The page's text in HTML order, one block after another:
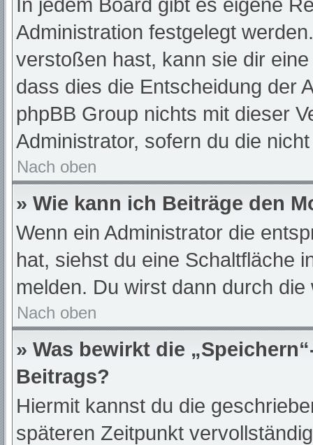
In jedem Board gibt es eigene
Administration festgelegt
verstoßen hast, kann sie dir
dass dies die Entscheidung der
phpBB Group nichts mit dieser
Administrator, sofern du die
Nach oben
» Wie kann ich Beiträge den
Wenn ein Administrator die
hat, siehst du eine Schaltfläche
melden. Du wirst dann durch
Nach oben
» Was bewirkt die
Beitrags?
Hiermit kannst du die
späteren Zeitpunkt